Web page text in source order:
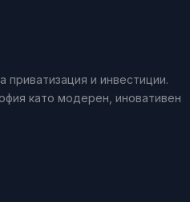
приватизация и инвестиции.
като модерен, иновативен